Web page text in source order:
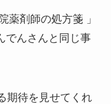
薬剤師の処方箋 」
でんさんと同じ事
期待を見せてくれ